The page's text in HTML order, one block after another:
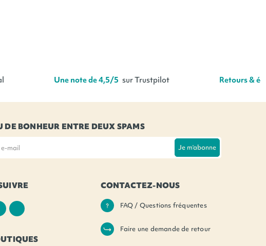
Une note de 4,5/5 sur Trustpilot Retours &
DE BONHEUR ENTRE DEUX SPAMS
Je m'abonne
Twitter
CONTACTEZ-NOUS
FAQ / Questions fréquentes
Faire une demande de retour